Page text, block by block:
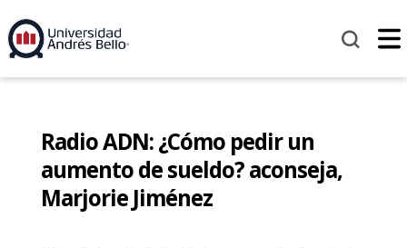
Radio ADN: ¿Cómo pedir un
aumento de sueldo? aconseja,
Marjorie Jiménez